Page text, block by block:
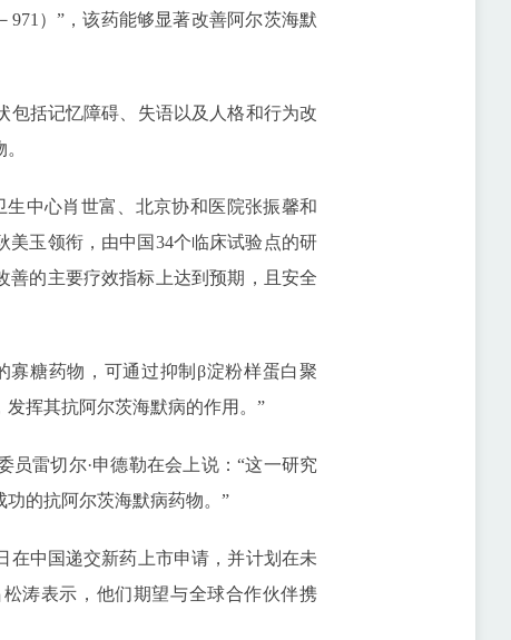
）”，该药能够显著改善阿尔茨海默
括记忆障碍、失语以及人格和行为改
中心肖世富、北京协和医院张振馨和
美玉领衔，由中国34个临床试验点的研
善的主要疗效指标上达到预期，且安全
糖药物，可通过抑制β淀粉样蛋白聚
挥其抗阿尔茨海默病的作用。”
雷切尔·申德勒在会上说：“这一研究
的抗阿尔茨海默病药物。”
中国递交新药上市申请，并计划在未
涛表示，他们期望与全球合作伙伴携